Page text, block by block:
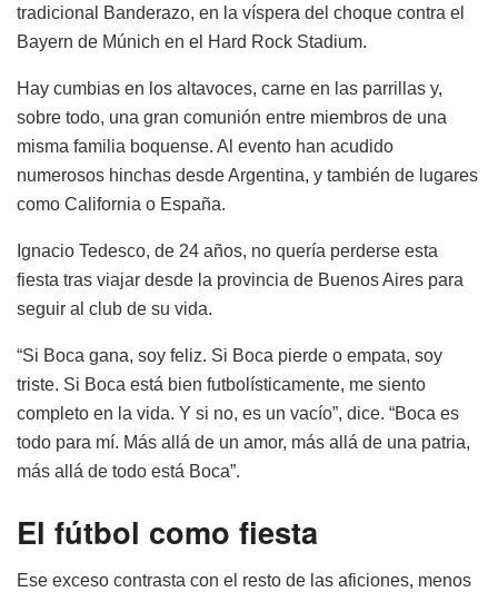
tradicional Banderazo, en la víspera del choque contra el
Bayern de Múnich en el Hard Rock Stadium.
Hay cumbias en los altavoces, carne en las parrillas y,
sobre todo, una gran comunión entre miembros de una
misma familia boquense. Al evento han acudido
numerosos hinchas desde Argentina, y también de lugares
como California o España.
Ignacio Tedesco, de 24 años, no quería perderse esta
fiesta tras viajar desde la provincia de Buenos Aires para
seguir al club de su vida.
“Si Boca gana, soy feliz. Si Boca pierde o empata, soy
triste. Si Boca está bien futbolísticamente, me siento
completo en la vida. Y si no, es un vacío”, dice. “Boca es
todo para mí. Más allá de un amor, más allá de una patria,
más allá de todo está Boca”.
El fútbol como fiesta
Ese exceso contrasta con el resto de las aficiones, menos